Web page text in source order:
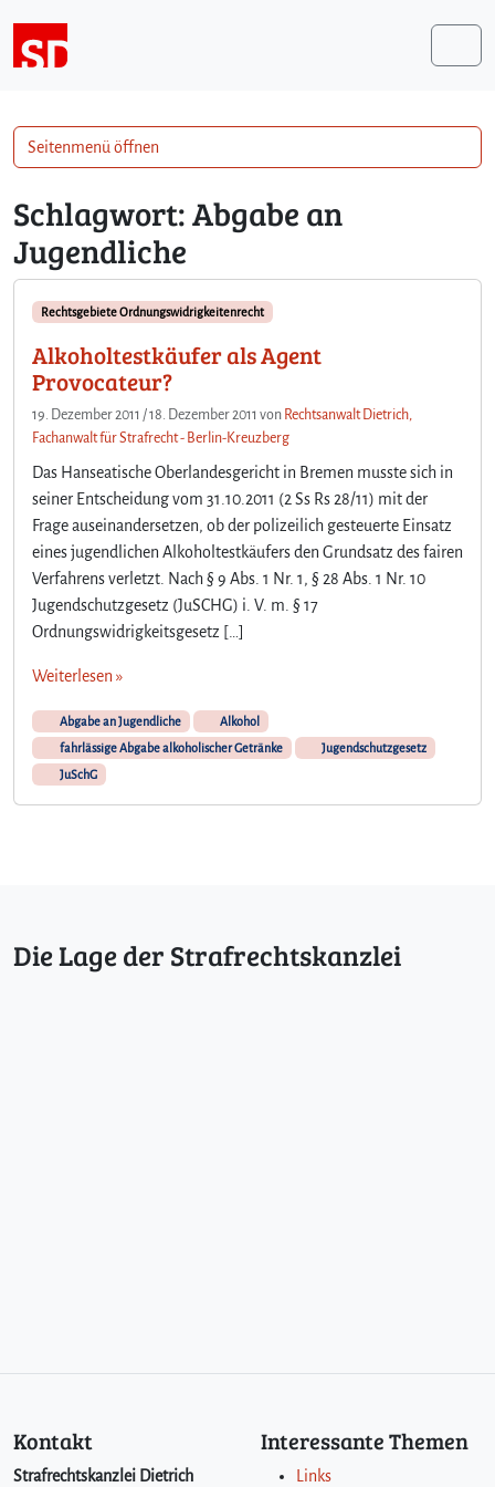
Schlagwort:Abgabe an
Jugendliche
Rechtsgebiete Ordnungswidrigkeitenrecht
Alkoholtestkäufer als Agent
Provocateur?
19. Dezember 2011 /18. Dezember 2011 von Rechtsanwalt Dietrich,
Fachanwalt für Strafrecht - Berlin-Kreuzberg
Das Hanseatische Oberlandesgericht in Bremen musste sich in
seiner Entscheidung vom 31.10.2011 (2 Ss Rs 28/11) mit der
Frage auseinandersetzen, ob der polizeilich gesteuerte Einsatz
eines jugendlichen Alkoholtestkäufers den Grundsatz des fairen
Verfahrens verletzt. Nach § 9 Abs. 1 Nr. 1, § 28 Abs. 1 Nr. 10
Jugendschutzgesetz (JuSCHG) i. V. m. § 17
Ordnungswidrigkeitsgesetz […]
Weiterlesen »
Abgabe an Jugendliche
Alkohol
fahrlässige Abgabe alkoholischer Getränke
Jugendschutzgesetz
JuSchG
Seitenmenü öffnen
Die Lage der Strafrechtskanzlei
Kontakt
Strafrechtskanzlei Dietrich
Interessante Themen
Links